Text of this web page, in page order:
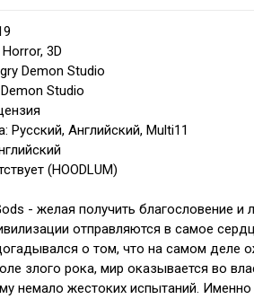
3D
Demon Studio
Studio
Русский, Английский, Multi11
(HOODLUM)
- желая получить благословение и
отправляются в самое
о том, что на самом деле
злого рока, мир оказывается во
немало жестоких испытаний.